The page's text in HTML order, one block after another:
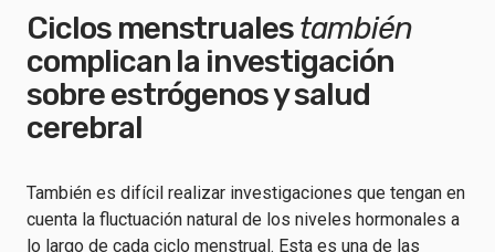
Ciclos menstrualestambién
complican la investigación
sobre estrógenos y salud
cerebral
También es difícil realizar investigaciones que tengan en
cuenta la fluctuación natural de los niveles hormonales a
lo largo de cada ciclo menstrual. Esta es una de las